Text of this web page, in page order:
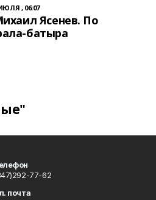
, 06:07
Ясенев. По
батыра
77-62
почта